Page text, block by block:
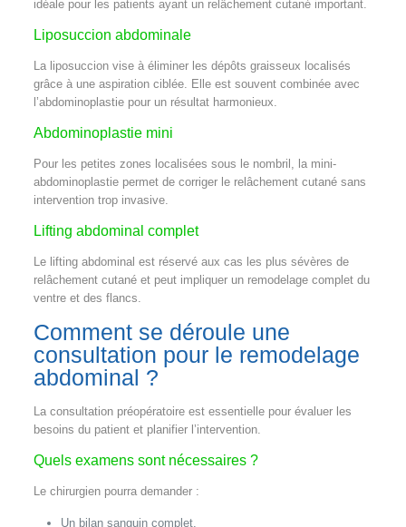
idéale pour les patients ayant un relâchement cutané important.
Liposuccion abdominale
La liposuccion vise à éliminer les dépôts graisseux localisés
grâce à une aspiration ciblée. Elle est souvent combinée avec
l’abdominoplastie pour un résultat harmonieux.
Abdominoplastie mini
Pour les petites zones localisées sous le nombril, la mini-
abdominoplastie permet de corriger le relâchement cutané sans
intervention trop invasive.
Lifting abdominal complet
Le lifting abdominal est réservé aux cas les plus sévères de
relâchement cutané et peut impliquer un remodelage complet du
ventre et des flancs.
Comment se déroule une
consultation pour le remodelage
abdominal ?
La consultation préopératoire est essentielle pour évaluer les
besoins du patient et planifier l’intervention.
Quels examens sont nécessaires ?
Le chirurgien pourra demander :
Un bilan sanguin complet.